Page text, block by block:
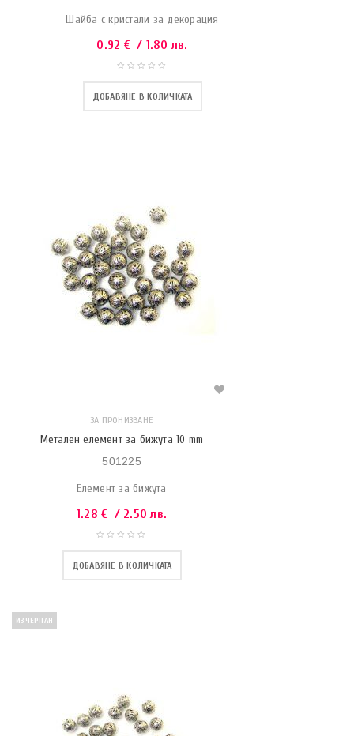
Шайба с кристали за декорация
0.92 € / 1.80 лв.
ДОБАВЯНЕ В КОЛИЧКАТА
ЗА ПРОНИЗВАНЕ
Метален елемент за бижута 10 mm
501225
Елемент за бижута
1.28€ / 2.50 лв.
ДОБАВЯНЕ В КОЛИЧКАТА
ИЗЧЕРПАН